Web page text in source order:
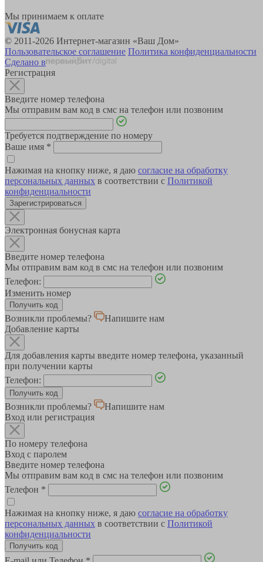
Мы принимаем к оплате
© 2011-2026 Интернет-магазин «Ваш Дом»
Пользовательское соглашение Политика конфиденциальности
Сделано в
Регистрация
Введите номер телефона
Мы отправим вам код в смс на телефон или позвоним
Требуется подтверждение по номеру
Ваше имя *
Нажимая на кнопку ниже, я даю согласие на обработку
персональных данных в соответствии с Политикой
конфиденциальности
Зарегистрироваться
Электронная бонусная карта
Введите номер телефона
Мы отправим вам код в смс на телефон или позвоним
Телефон:
Изменить номер
Возникли проблемы?
Напишите нам
Добавление карты
Для добавления карты введите номер телефона, указанный
при получении карты
Телефон:
Возникли проблемы?
Напишите нам
Вход или регистрация
По номеру телефона
Вход с паролем
Введите номер телефона
Мы отправим вам код в смс на телефон или позвоним
Телефон *
Нажимая на кнопку ниже, я даю согласие на обработку
персональных данных в соответствии с Политикой
конфиденциальности